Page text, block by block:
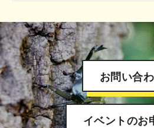
お問い合
イベントのお